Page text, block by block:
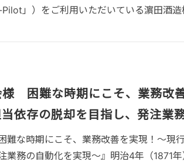
」）をご利用いただいている濵田酒造
困難な時期にこそ、業務改
依存の脱却を目指し、発注業
難な時期にこそ、業務改善を実現！～現
業務の自動化を実現～』明治4年（1871